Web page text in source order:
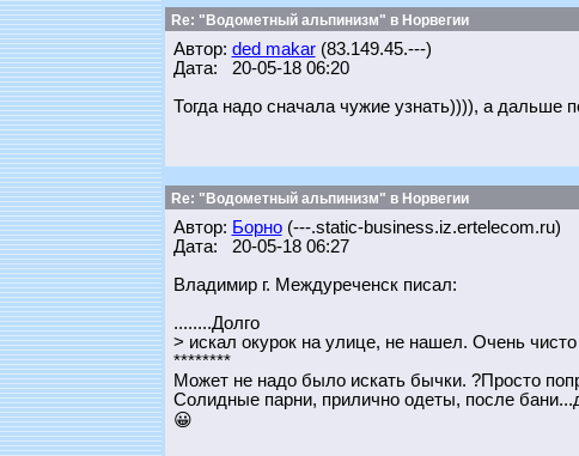
Re: "Водометный альпинизм" в Норвегии
Автор: ded makar(83.149.45.---)
Дата: 20-05-18 06:20
Тогда надо сначала чужие узнать)))), а дальше
Re: "Водометный альпинизм" в Норвегии
Автор: Борно(---.static-business.iz.ertelecom.ru)
Дата: 20-05-18 06:27
Владимир г. Междуреченск писал:
........Долго
> искал окурок на улице, не нашел. Очень
********
Может не надо было искать бычки. ?Просто
Солидные парни, прилично одеты, после
😀